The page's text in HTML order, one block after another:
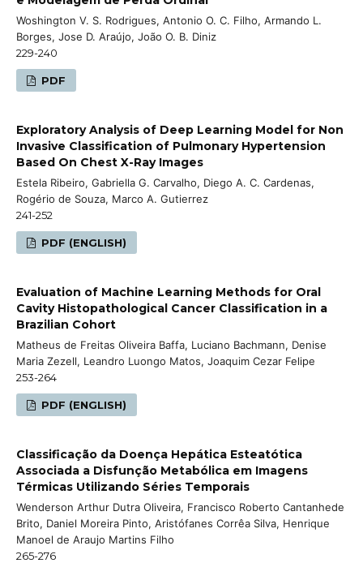
Woshington V. S. Rodrigues, Antonio O. C. Filho, Armando L.
Borges, Jose D. Araújo, João O. B. Diniz
229-240
PDF
Exploratory Analysis of Deep Learning Model for Non
Invasive Classification of Pulmonary Hypertension
Based On Chest X-Ray Images
Estela Ribeiro, Gabriella G. Carvalho, Diego A. C. Cardenas,
Rogério de Souza, Marco A. Gutierrez
241-252
PDF (ENGLISH)
Evaluation of Machine Learning Methods for Oral
Cavity Histopathological Cancer Classification in a
Brazilian Cohort
Matheus de Freitas Oliveira Baffa, Luciano Bachmann, Denise
Maria Zezell, Leandro Luongo Matos, Joaquim Cezar Felipe
253-264
PDF (ENGLISH)
Classificação da Doença Hepática Esteatótica
Associada a Disfunção Metabólica em Imagens
Térmicas Utilizando Séries Temporais
Wenderson Arthur Dutra Oliveira, Francisco Roberto Cantanhede
Brito, Daniel Moreira Pinto, Aristófanes Corrêa Silva, Henrique
Manoel de Araujo Martins Filho
265-276